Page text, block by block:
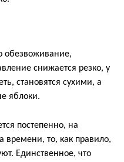
обезвоживание,
снижается резко, у
становятся сухими, а
яблоки.
постепенно, на
времени, то, как правило,
Единственное, что